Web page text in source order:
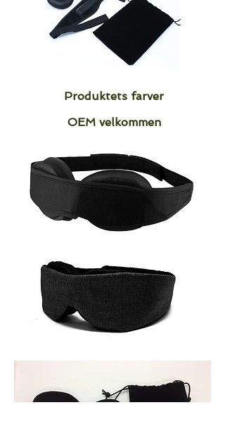
Produktets farver
OEM velkommen